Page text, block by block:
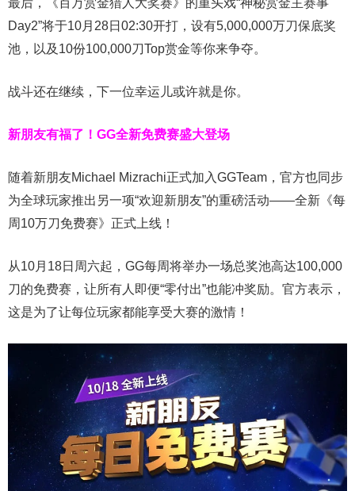
最后，《百万赏金猎人大奖赛》的重头戏“神秘赏金主赛事
Day2”将于10月28日02:30开打，设有5,000,000万刀保底奖
池，以及10份100,000刀Top赏金等你来争夺。
战斗还在继续，下一位幸运儿或许就是你。
新朋友有福了！ GG全新免费赛盛大登场
随着新朋友Michael Mizrachi正式加入GGTeam，官方也同步
为全球玩家推出另一项“欢迎新朋友”的重磅活动——全新《每
周10万刀免费赛》正式上线！
从10月18日周六起，GG每周将举办一场总奖池高达100,000
刀的免费赛，让所有人即便“零付出”也能冲奖励。官方表示，
这是为了让每位玩家都能享受大赛的激情！